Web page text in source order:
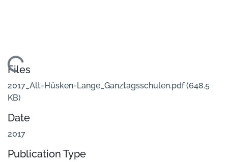
Files
2017_Alt-Hüsken-Lange_Ganztagsschulen.pdf(648.5
KB)
Date
2017
Publication Type